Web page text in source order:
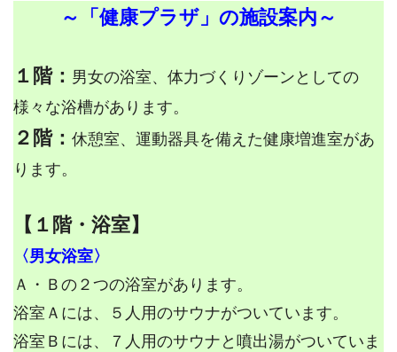
～「健康プラザ」の施設案内～
１階： 男女の浴室、体力づくりゾーンとしての
様々な浴槽があります。
２階： 休憩室、運動器具を備えた健康増進室があ
ります。
【１階・浴室】
〈男女浴室〉
Ａ・Ｂの２つの浴室があります。
浴室Ａには、５人用のサウナがついています。
浴室Ｂには、７人用のサウナと噴出湯がついていま